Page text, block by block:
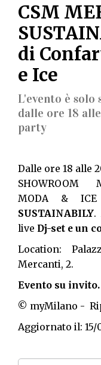
CSM
di
e Ice
L'evento è solo
dalle ore 18
party
Dalle ore 18 alle
SHOWROOM
MODA &
SUSTAINABILY.
live Dj-set e un
Location:
Mercanti, 2.
Evento su invito.
© myMilano -
Aggiornato il: 15/